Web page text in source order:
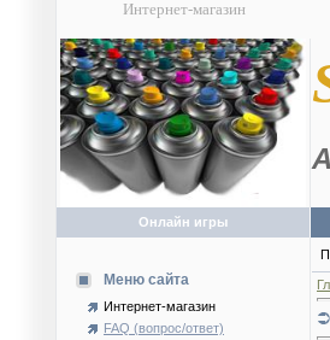
Интернет-магазин
Онлайн игры
Меню сайта
Интернет-магазин
FAQ (вопрос/ответ)